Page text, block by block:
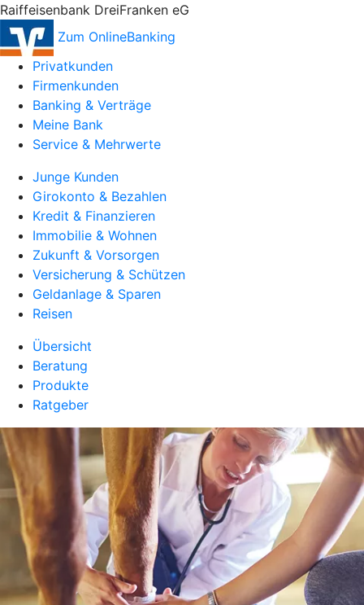
Raiffeisenbank DreiFranken eG
Zum OnlineBanking
Privatkunden
Firmenkunden
Banking & Verträge
Meine Bank
Service & Mehrwerte
Junge Kunden
Girokonto & Bezahlen
Kredit & Finanzieren
Immobilie & Wohnen
Zukunft & Vorsorgen
Versicherung & Schützen
Geldanlage & Sparen
Reisen
Übersicht
Beratung
Produkte
Ratgeber